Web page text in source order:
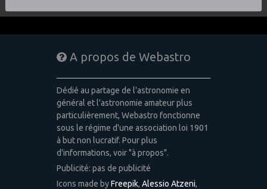
A propos de Webastro
Dédié au partage de l'astronomie en
général et l'astronomie amateur plus
particulièrement, Webastro fonctionne
sous le régime d'une association loi 1901
à but non lucratif. Pour plus
d'informations, voir "à propos".
Publicité: pas de publicité
Icons made byFreepik, Alessio Atzeni,